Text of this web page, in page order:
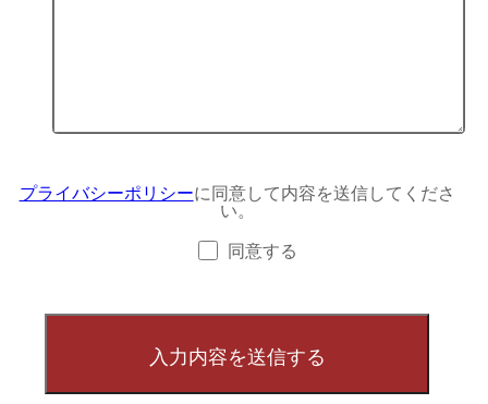
プライバシーポリシーに同意して内容を送信してくださ
い。
同意する